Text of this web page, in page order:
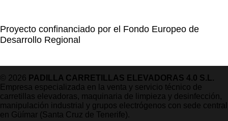
Proyecto confinanciado por el Fondo Europeo de
Desarrollo Regional
© 2026 PADILLA CARRETILLAS ELEVADORAS 4.0 S.L.
Empresa especializada en la venta y servicio técnico de
carretillas elevadoras, maquinaria de limpieza y desinfección,
manipulación industrial y grupos electrógenos con sede central
en Güímar (Santa Cruz de Tenerife).